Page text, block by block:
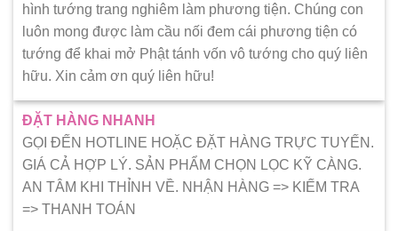
hình tướng trang nghiêm làm phương tiện. Chúng con
luôn mong được làm cầu nối đem cái phương tiện có
tướng để khai mở Phật tánh vốn vô tướng cho quý liên
hữu. Xin cảm ơn quý liên hữu!
ĐẶT HÀNG NHANH
GỌI ĐẾN HOTLINE HOẶC ĐẶT HÀNG TRỰC TUYẾN.
GIÁ CẢ HỢP LÝ. SẢN PHẨM CHỌN LỌC KỸ CÀNG.
AN TÂM KHI THỈNH VỀ. NHẬN HÀNG => KIẾM TRA
=> THANH TOÁN